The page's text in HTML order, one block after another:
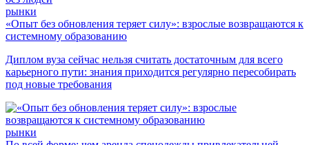
рынки
«Опыт без обновления теряет силу»: взрослые возвращаются к
системному образованию
Диплом вуза сейчас нельзя считать достаточным для всего
карьерного пути: знания приходится регулярно пересобирать
под новые требования
рынки